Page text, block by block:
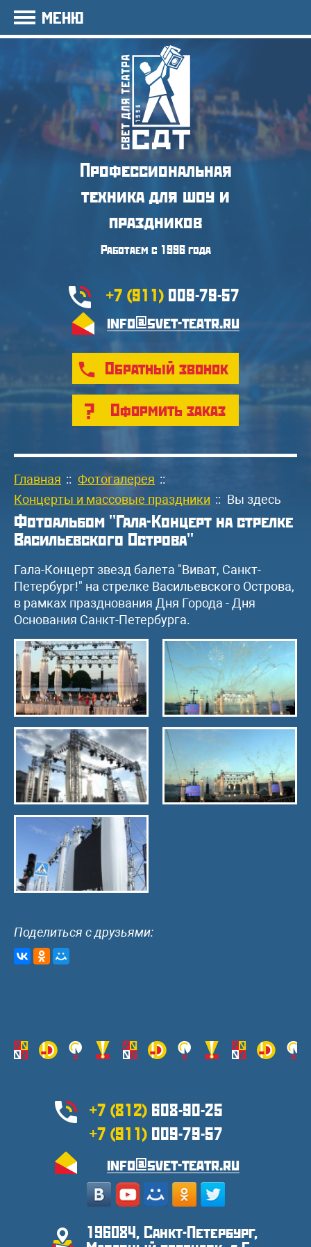
Профессиональная
техника для шоу и
праздников
Работаем с 1996 года
+7 (911) 009-79-57
info@svet-teatr.ru
Обратный звонок
Оформить заказ
Главная :: Фотогалерея ::
Концерты и массовые праздники :: Вы здесь
Фотоальбом "Гала-Концерт на стрелке
Васильевского Острова"
Гала-Концерт звезд балета "Виват, Санкт-
Петербург!" на стрелке Васильевского Острова,
в рамках празднования Дня Города - Дня
Основания Санкт-Петербурга.
Поделиться с друзьями:
МЕНЮ
+7 (812) 608-90-25
+7 (911) 009-79-57
info@svet-teatr.ru
196084, Санкт-Петербург,